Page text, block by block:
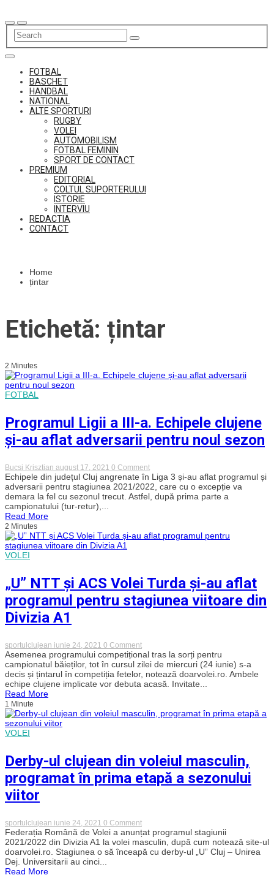
to
content
FOTBAL
BASCHET
HANDBAL
NATIONAL
ALTE SPORTURI
RUGBY
VOLEI
AUTOMOBILISM
FOTBAL FEMININ
SPORT DE CONTACT
PREMIUM
EDITORIAL
COLTUL SUPORTERULUI
ISTORIE
INTERVIU
REDACTIA
CONTACT
Home
țintar
Etichetă: țintar
2 Minutes
FOTBAL
Programul Ligii a III-a. Echipele clujene
și-au aflat adversarii pentru noul sezon
Bucsi Krisztian august 17, 2021 0 Commenton
Programul
Ligii
a
III-
și-
noul
sezon
Echipele din județul Cluj angrenate în Liga 3 și-au aflat programul și
adversarii pentru stagiunea 2021/2022, care cu o excepție va
demara la fel cu sezonul trecut. Astfel, după prima parte a
campionatului (tur-retur),...
Read More
2 Minutes
VOLEI
„U” NTT și ACS Volei Turda și-au aflat
programul pentru stagiunea viitoare din
Divizia A1
sportulclujean iunie 24, 2021 0 Commenton
„U”
NTT
și
ACS
Volei
au
viitoare
din
Divizia
A1
Asemenea programului competițional tras la sorți pentru
campionatul băieților, tot în cursul zilei de miercuri (24 iunie) s-a
decis și țintarul în competiția fetelor, notează doarvolei.ro. Ambele
echipe clujene implicate vor debuta acasă. Invitate...
Read More
1 Minute
VOLEI
Derby-ul clujean din voleiul masculin,
programat în prima etapă a sezonului
viitor
sportulclujean iunie 24, 2021 0 Commenton
Derby-
ul
clujean
din
Federația Română de Volei a anunțat programul stagiunii
2021/2022 din Divizia A1 la volei masculin, după cum notează site-ul
doarvolei.ro. Stagiunea o să înceapă cu derby-ul „U” Cluj – Unirea
Dej. Universitarii au cinci...
Read More